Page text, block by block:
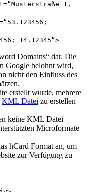
1,
14.12345“>
Domains“ dar. Die
Google belohnt wird,
nicht den Einfluss des
erstellt wurde, mehrere
KML Datei zu erstellen
keine KML Datei
Microformate
hCard Format an, um
zur Verfügung zu